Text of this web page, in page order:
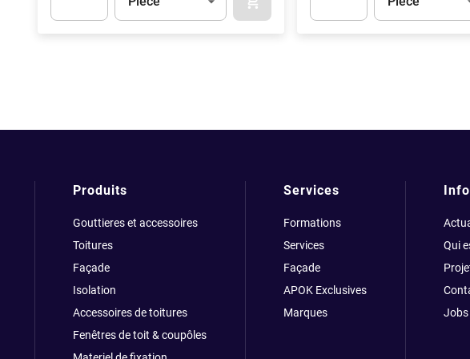
Produits
Gouttieres et accessoires
Toitures
Façade
Isolation
Accessoires de toitures
Fenêtres de toit & coupôles
Services
Formations
Services
Façade
APOK Exclusives
Marques
Info
Qui
Jobs